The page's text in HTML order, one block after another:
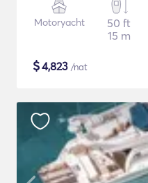
Motoryacht
50 ft
15 m
$4,823 /nat